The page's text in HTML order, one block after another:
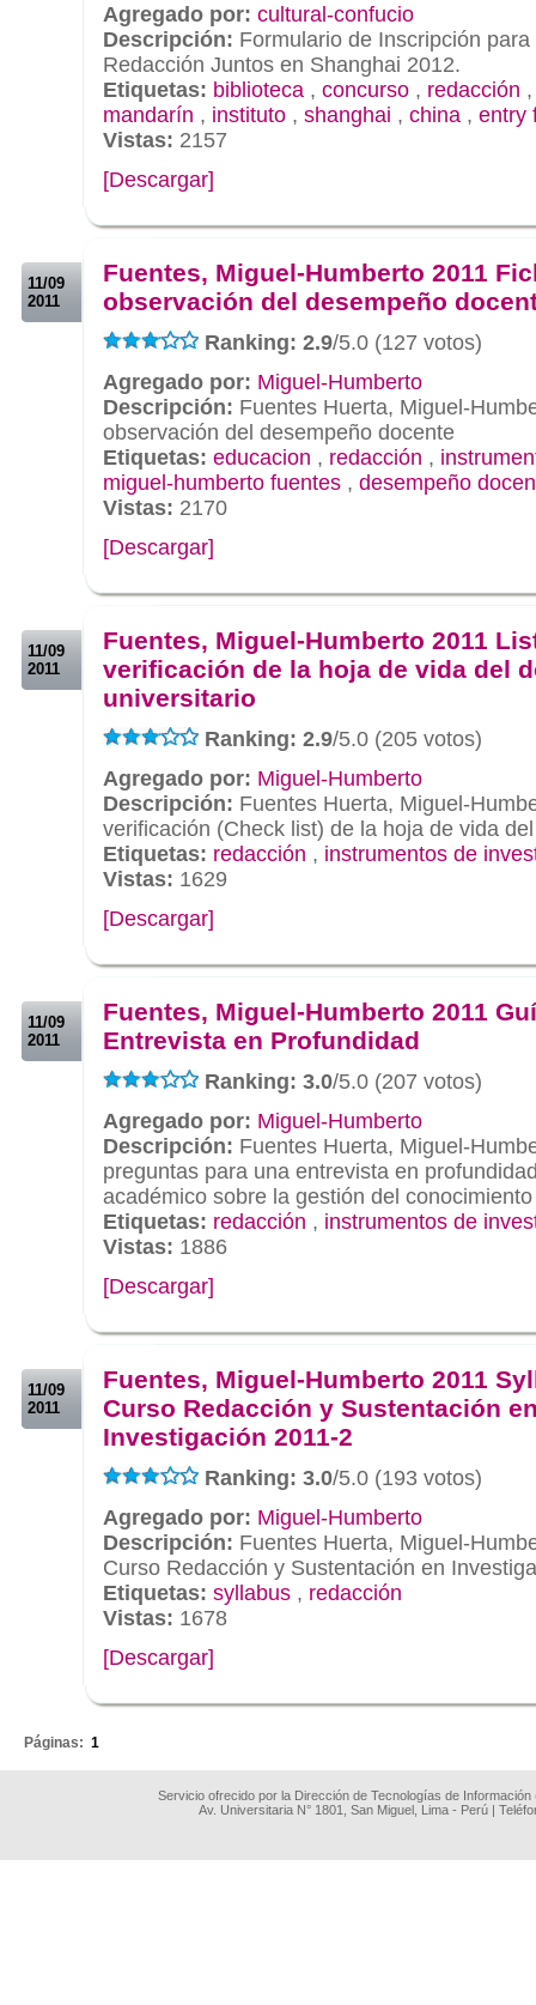
Agregado por: cultural-confucio
Descripción: Formulario de Inscripción
Redacción Juntos en Shanghai 2012.
Etiquetas: biblioteca , concurso , redacción
mandarín , instituto , shanghai , china , entry
Vistas: 2157
[Descargar]
11/09
2011
Fuentes, Miguel-Humberto 2011
observación del desempeño
Ranking: 2.9/5.0 (127 votos)
Agregado por: Miguel-Humberto
Descripción: Fuentes Huerta, Miguel-
observación del desempeño docente
Etiquetas: educacion , redacción ,
miguel-humberto fuentes , desempeño
Vistas: 2170
[Descargar]
11/09
2011
Fuentes, Miguel-Humberto 2011
verificación de la hoja de vida del
universitario
Ranking: 2.9/5.0 (205 votos)
Agregado por: Miguel-Humberto
Descripción: Fuentes Huerta, Miguel-
verificación (Check list) de la hoja de vida
Etiquetas: redacción , instrumentos de
Vistas: 1629
[Descargar]
11/09
2011
Fuentes, Miguel-Humberto 2011
Entrevista en Profundidad
Ranking: 3.0/5.0 (207 votos)
Agregado por: Miguel-Humberto
Descripción: Fuentes Huerta, Miguel-
preguntas para una entrevista en
académico sobre la gestión del conocimiento
Etiquetas: redacción , instrumentos de
Vistas: 1886
[Descargar]
11/09
2011
Fuentes, Miguel-Humberto 2011
Curso Redacción y Sustentación
Investigación 2011-2
Ranking: 3.0/5.0 (193 votos)
Agregado por: Miguel-Humberto
Descripción: Fuentes Huerta, Miguel-
Curso Redacción y Sustentación en
Etiquetas: syllabus , redacción
Vistas: 1678
[Descargar]
Páginas: 1
Servicio ofrecido por la Dirección de Tecnologías de
Av. Universitaria N° 1801, San Miguel, Lima - Perú |